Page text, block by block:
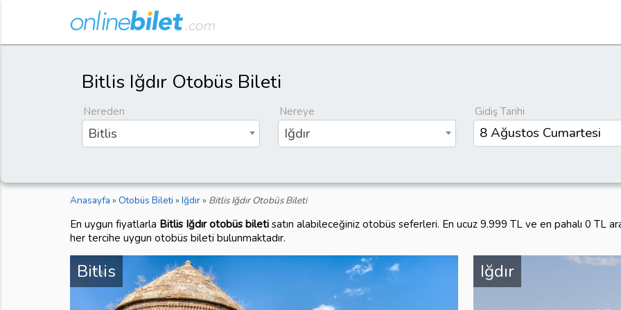
Bitlis Iğdır Otobüs Bileti
Nereden
Bitlis
Nereye
Iğdır
Gidiş Tarihi
Anasayfa » Otobüs Bileti » Iğdır» Bitlis Iğdır Otobüs Bileti
En uygun fiyatlarla Bitlis Iğdır otobüs biletisatın alabileceğiniz otobüs seferleri. En ucuz 9.999 TL ve en pahalı 0 TL
her tercihe uygun otobüs bileti bulunmaktadır.
Bitlis Iğdır